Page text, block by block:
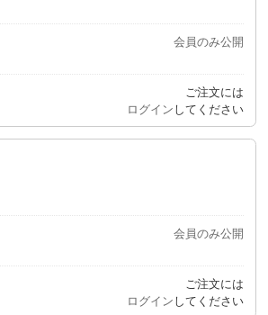
会員のみ公開
ご注文には
ログイン してください
会員のみ公開
ご注文には
ログイン してください